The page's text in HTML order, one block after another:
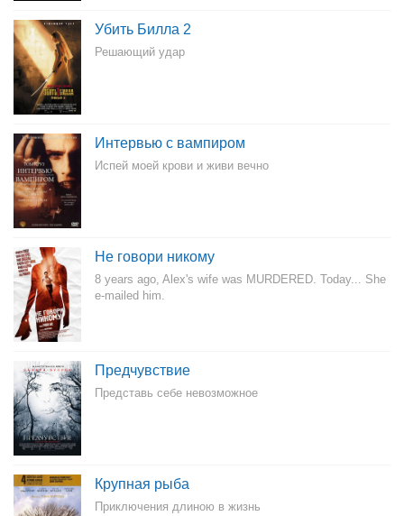
Убить Билла 2
Решающий удар
Интервью с вампиром
Испей моей крови и живи вечно
Не говори никому
8 years ago, Alex's wife was MURDERED. Today... She
e-mailed him.
Предчувствие
Представь себе невозможное
Крупная рыба
Приключения длиною в жизнь